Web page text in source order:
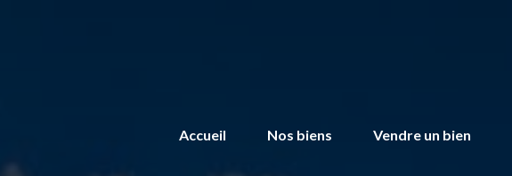
Accueil Nos biens Vendre un bien